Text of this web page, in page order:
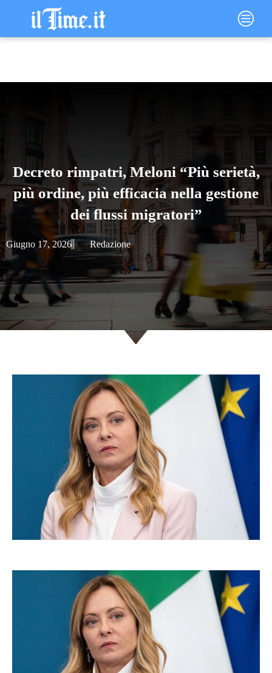
contenuto
Main
Menu
Decreto rimpatri, Meloni “Più serietà,
più ordine, più efficacia nella gestione
dei flussi migratori”
Giugno 17, 2026 Redazione